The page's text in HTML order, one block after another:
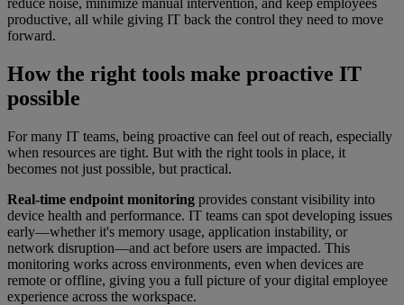
productive, all while giving IT back the control they need to move
forward.
How the right tools make proactive IT
possible
For many IT teams, being proactive can feel out of reach, especially
when resources are tight. But with the right tools in place, it
becomes not just possible, but practical.
Real-time endpoint monitoring provides constant visibility into
device health and performance. IT teams can spot developing issues
early—whether it's memory usage, application instability, or
network disruption—and act before users are impacted. This
monitoring works across environments, even when devices are
remote or offline, giving you a full picture of your digital employee
experience across the workspace.